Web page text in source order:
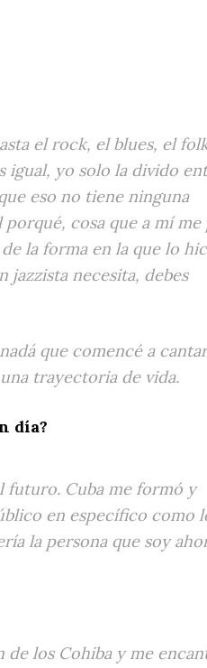
el rock, el blues, el
igual, yo solo la divido
eso no tiene ninguna
cosa que a mí me
la forma en la que lo
jazzista necesita, debes
que comencé a
trayectoria de vida.
día?
futuro. Cuba me formó y
en específico como
la persona que soy
los Cohiba y me